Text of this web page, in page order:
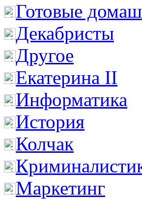
Готовые
Декабристы
Другое
Екатерина II
Информатика
История
Колчак
Маркетинг